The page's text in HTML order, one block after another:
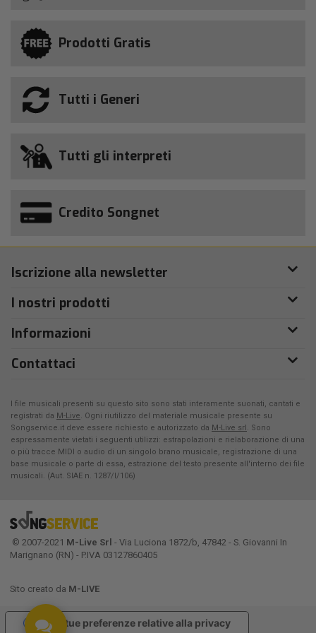
Prodotti Gratis
Tutti i Generi
Tutti gli interpreti
Credito Songnet
Iscrizione alla newsletter
I nostri prodotti
Informazioni
Contattaci
I file musicali presenti su questo sito sono stati interamente suonati, cantati e
registrati da M-Live. Ogni riutilizzo del materiale musicale presente su
Songservice.it deve essere richiesto e autorizzato da M-Live srl. Sono
espressamente vietati i seguenti utilizzi: estrapolazioni e rielaborazione di una
o più tracce MIDI o audio di un singolo brano musicale, registrazione di una
base musicale o parte di essa, estrazione del testo presente all'interno dei file
musicali. (Aut. SIAE n. 1287/I/106)
© 2007-2021 M-Live Srl - Via Luciona 1872/b, 47842 - S. Giovanni In
Marignano (RN) - P.IVA 03127860405
Sito creato da M-LIVE
Le tue preferenze relative alla privacy